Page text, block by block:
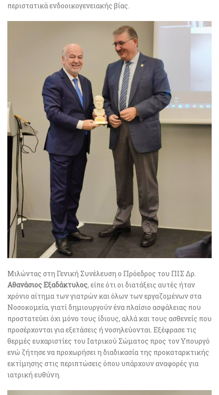
περιστατικά ενδοοικογενειακής βίας.
Μιλώντας στη Γενική Συνέλευση ο Πρόεδρος του ΠΙΣ Δρ.
Αθανάσιος Εξαδάκτυλος, είπε ότι οι διατάξεις αυτές ήταν
χρόνιο αίτημα των γιατρών και όλων των εργαζομένων στα
Νοσοκομεία, γιατί δημιουργούν ένα πλαίσιο ασφάλειας που
προστατεύει όχι μόνο τους ίδιους, αλλά και τους ασθενείς που
προσέρχονται για εξετάσεις ή νοσηλεύονται. Εξέφρασε τις
θερμές ευχαριστίες του Ιατρικού Σώματος προς τον Υπουργό
ενώ ζήτησε να προχωρήσει η διαδικασία της προκαταρκτικής
εκτίμησης στις περιπτώσεις όπου υπάρχουν αναφορές για
ιατρική ευθύνη.